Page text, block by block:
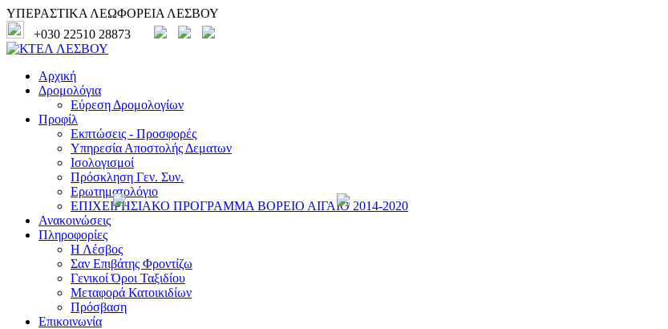
ΥΠΕΡΑΣΤΙΚΑ ΛΕΩΦΟΡΕΙΑ ΛΕΣΒΟΥ
+030 22510 28873
Αρχική
Δρομολόγια
Εύρεση Δρομολογίων
Προφίλ
Εκπτώσεις - Προσφορές
Υπηρεσία Αποστολής Δεματων
Ισολογισμοί
Πρόσκληση Γεν. Συν.
Ερωτηματολόγιο
ΕΠΙΧΕΙΡΗΣΙΑΚΟ ΠΡΟΓΡΑΜΜΑ ΒΟΡΕΙΟ ΑΙΓΑΙΟ 2014-2020
Ανακοινώσεις
Πληροφορίες
Η Λέσβος
Σαν Επιβάτης Φροντίζω
Γενικοί Όροι Ταξιδίου
Μεταφορά Κατοικιδίων
Πρόσβαση
Επικοινωνία